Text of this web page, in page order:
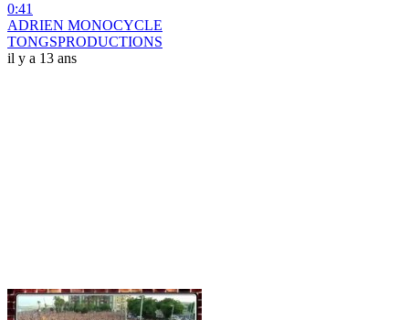
0:41
ADRIEN MONOCYCLE
TONGSPRODUCTIONS
il y a 13 ans